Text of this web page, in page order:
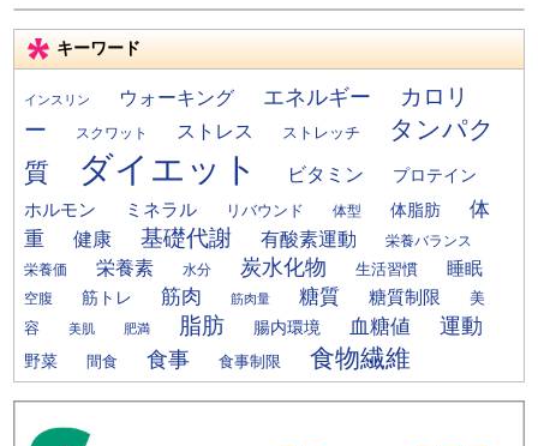
キーワード
インスリン ウォーキング エネルギー
カロリ
ー
スクワット ストレス ストレッチ
タンパク
質
ダイエット ビタミン
プロテイン
ホルモン
ミネラル リバウンド 体型 体脂肪
体
重
健康 基礎代謝 有酸素運動 栄養バランス
栄養価 栄養素 水分 炭水化物 生活習慣 睡眠
空腹 筋トレ 筋肉 筋肉量 糖質 糖質制限
美
容
美肌 肥満 脂肪 腸内環境 血糖値 運動
野菜 間食 食事 食事制限 食物繊維